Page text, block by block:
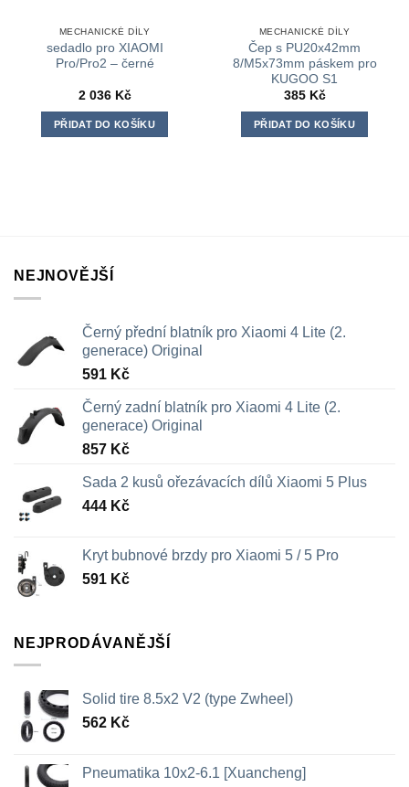
MECHANICKÉ DÍLY
sedadlo pro XIAOMI
Pro/Pro2 – černé
2 036 Kč
PŘIDAT DO KOŠÍKU
MECHANICKÉ DÍLY
Čep s PU20x42mm
8/M5x73mm páskem pro
KUGOO S1
385 Kč
PŘIDAT DO KOŠÍKU
NEJNOVĚJŠÍ
Černý přední blatník pro Xiaomi 4 Lite (2.
generace) Original
591 Kč
Černý zadní blatník pro Xiaomi 4 Lite (2.
generace) Original
857 Kč
Sada 2 kusů ořezávacích dílů Xiaomi 5 Plus
444 Kč
Kryt bubnové brzdy pro Xiaomi 5 / 5 Pro
591 Kč
NEJPRODÁVANĚJŠÍ
Solid tire 8.5x2 V2 (type Zwheel)
562 Kč
Pneumatika 10x2-6.1 [Xuancheng]